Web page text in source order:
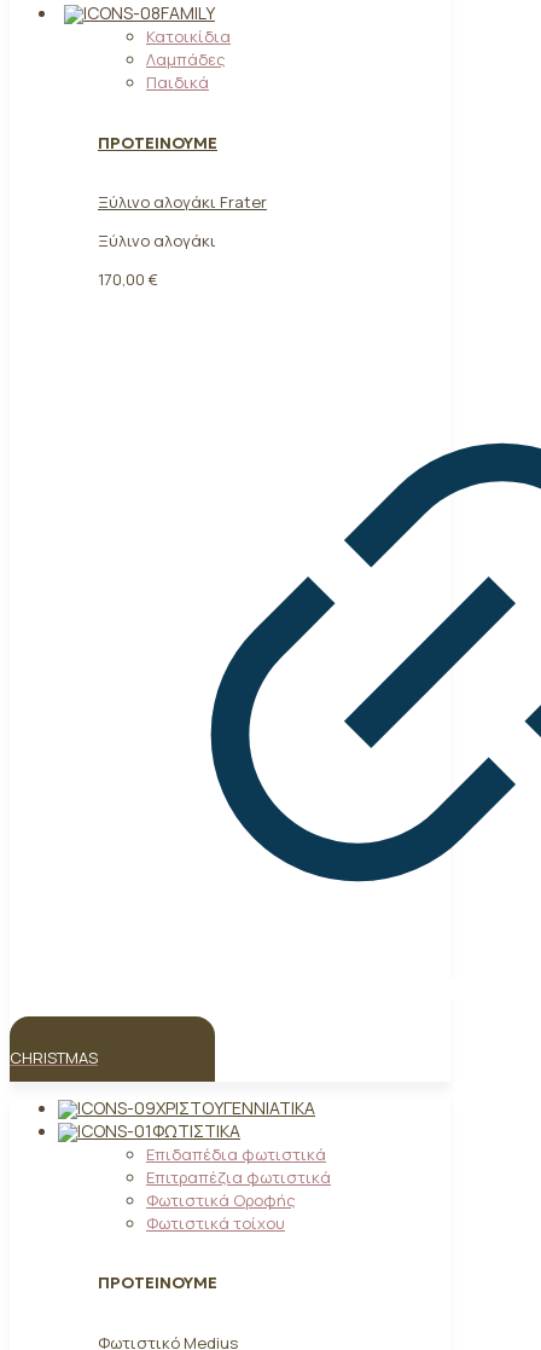
FAMILY
Κατοικίδια
Λαμπάδες
Παιδικά
ΠΡΟΤΕΙΝΟΥΜΕ
Ξύλινο αλογάκι Frater
Ξύλινο αλογάκι
170,00 €
CHRISTMAS
ΧΡΙΣΤΟΥΓΕΝΝΙΆΤΙΚΑ
ΦΩΤΙΣΤΙΚΆ
Επιδαπέδια φωτιστικά
Επιτραπέζια φωτιστικά
Φωτιστικά Οροφής
Φωτιστικά τοίχου
ΠΡΟΤΕΙΝΟΥΜΕ
Φωτιστικό Medius